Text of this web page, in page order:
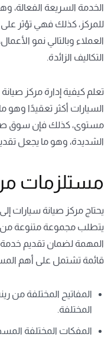
الخدمة السريعة الفعالة،
للمركز، كذلك فهي تؤثر
العملاء وبالتالي نمو
التكاليف الزائدة.
تعلم كيفية إدارة مركز
السيارات أكثر تعقيدًا وهو
مستوى، كذلك فإن سوق
الشديدة، وهو ما يجعل
مستلزمات
يحتاج مركز صيانة سيارات
يتطلب مجموعة متنوعة من
المهمة لضمان تقديم خدمة
قائمة تشتمل على أهم
المفاتيح المختلفة من
المختلفة.
المفكات المختلفة